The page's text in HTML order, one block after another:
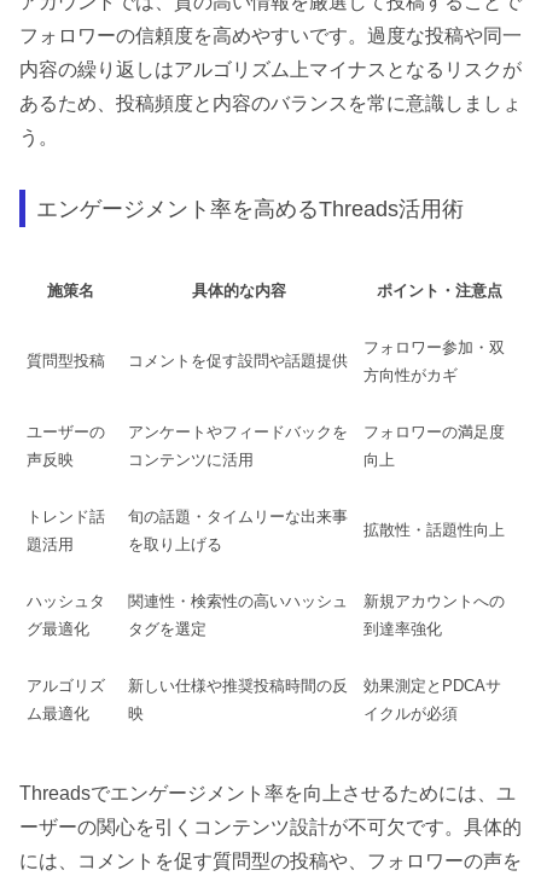
フォロワーの信頼度を高めやすいです。過度な投稿や同一
内容の繰り返しはアルゴリズム上マイナスとなるリスクが
あるため、投稿頻度と内容のバランスを常に意識しましょ
う。
エンゲージメント率を高めるThreads活用術
施策名 具体的な内容 ポイント・注意点
質問型投稿 コメントを促す設問や話題提供
フォロワー参加・双
方向性がカギ
ユーザーの
声反映
アンケートやフィードバックを
コンテンツに活用
フォロワーの満足度
向上
トレンド話
題活用
旬の話題・タイムリーな出来事
を取り上げる
拡散性・話題性向上
ハッシュタ
グ最適化
関連性・検索性の高いハッシュ
タグを選定
新規アカウントへの
到達率強化
アルゴリズ
ム最適化
新しい仕様や推奨投稿時間の反
映
効果測定とPDCAサ
イクルが必須
Threadsでエンゲージメント率を向上させるためには、ユ
ーザーの関心を引くコンテンツ設計が不可欠です。具体的
には、コメントを促す質問型の投稿や、フォロワーの声を